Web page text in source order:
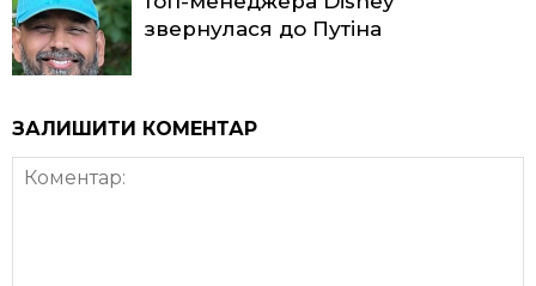
звернулася до Путіна
ЗАЛИШИТИ КОМЕНТАР